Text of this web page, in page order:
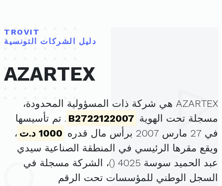
TROVIT
دليل الشركات التونسية
AZARTEX
AZARTEX هي شركة ذات المسؤولية المحدودة،
مسجلة تحت الهوية B2722122007 . تم تأسيسها
في 27 مارس 2007 برأس مال قدره
1000 د.ت
،
ويقع مقرها الرئيسي في المنطقة الصناعية سيدي
عبد الحميد سوسة 4025 (
)، الشركة مسجلة في
السجل الوطني للمؤسسات تحت الرقم